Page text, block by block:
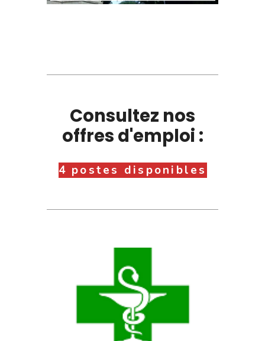
Consultez nos
offres d'emploi :
4 postes disponibles